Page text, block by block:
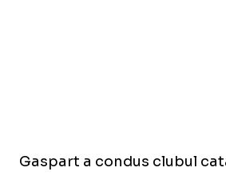
Gaspart a condus clubul